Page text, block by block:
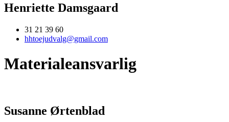
Henriette Damsgaard
31 21 39 60
hhtoejudvalg@gmail.com
Materialeansvarlig
Susanne Ørtenblad